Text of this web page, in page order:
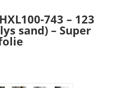
743 – 123
sand) – Super